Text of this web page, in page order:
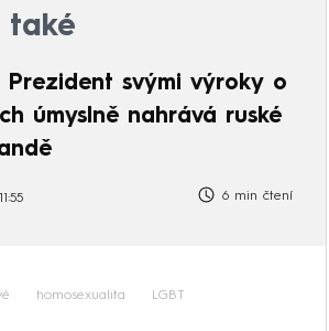
také
Prezident svými výroky o
úmyslně nahrává ruské
6 min čtení
homosexualita LGBT